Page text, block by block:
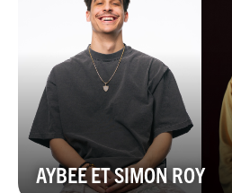
AYBEE ET SIMON ROY